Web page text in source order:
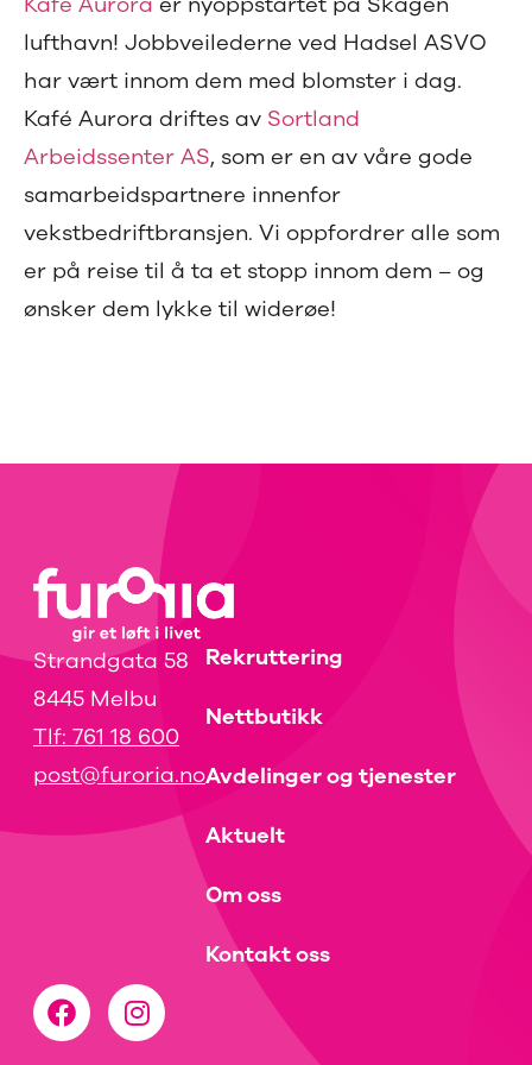
lufthavn! Jobbveilederne ved Hadsel ASVO
har vært innom dem med blomster i dag.
Kafé Aurora driftes av Sortland
Arbeidssenter AS, som er en av våre gode
samarbeidspartnere innenfor
vekstbedriftbransjen. Vi oppfordrer alle som
er på reise til å ta et stopp innom dem – og
ønsker dem lykke til widerøe!
Strandgata 58
8445 Melbu
Tlf: 761 18 600
post@furoria.no
Rekruttering
Nettbutikk
Avdelinger og tjenester
Aktuelt
Om oss
Kontakt oss